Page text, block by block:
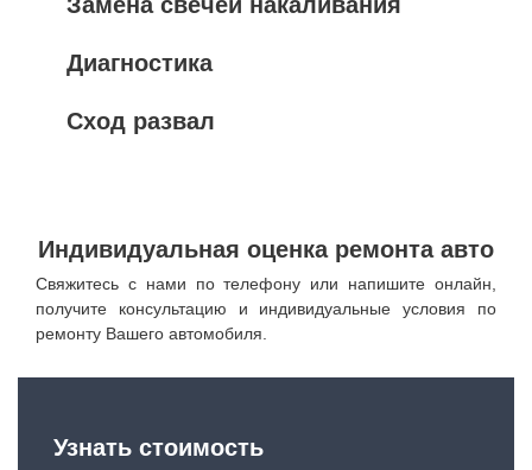
Диагностика
Сход развал
Индивидуальная оценка ремонта авто
Свяжитесь с нами по телефону или напишите онлайн,
получите консультацию и индивидуальные условия по
ремонту Вашего автомобиля.
Узнать стоимость